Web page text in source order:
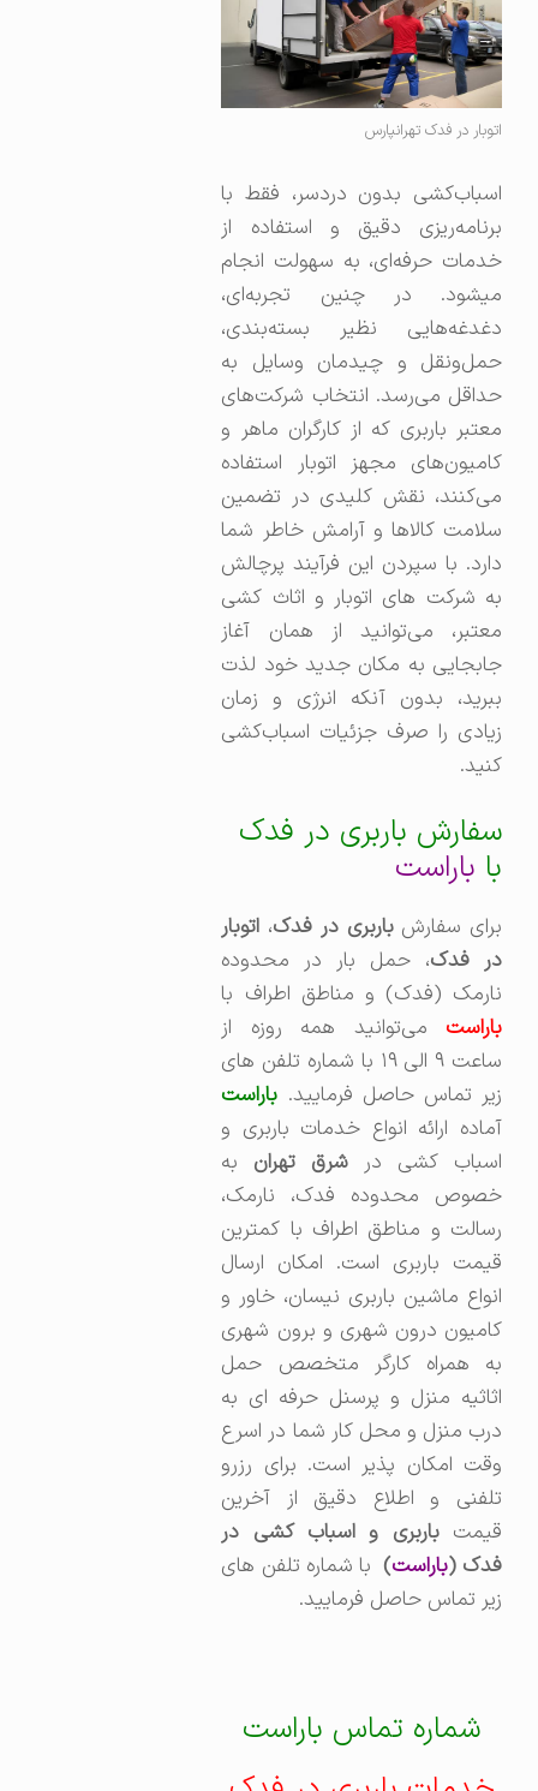
اتوبار در فدک تهرانپارس
اسباب‌کشی بدون دردسر، فقط با
برنامه‌ریزی دقیق و استفاده از
خدمات حرفه‌ای، به سهولت انجام
میشود. در چنین تجربه‌ای،
دغدغه‌هایی نظیر بسته‌بندی،
حمل‌ونقل و چیدمان وسایل به
حداقل می‌رسد. انتخاب شرکت‌های
معتبر باربری که از کارگران ماهر و
کامیون‌های مجهز اتوبار استفاده
می‌کنند، نقش کلیدی در تضمین
سلامت کالاها و آرامش خاطر شما
دارد. با سپردن این فرآیند پرچالش
به شرکت های اتوبار و اثاث کشی
معتبر، می‌توانید از همان آغاز
جابجایی به مکان جدید خود لذت
ببرید، بدون آنکه انرژی و زمان
زیادی را صرف جزئیات اسباب‌کشی
کنید.
سفارش باربری در فدک
باراست
برای سفارشباربری در فدک،‌اتوبار
در فدک، حمل بار در محدوده
نارمک (فدک) و مناطق اطراف با
باراستمی‌توانید همه روزه از
ساعت ۹ الی ۱۹ با شماره تلفن های
زیر تماس حاصل فرمایید.باراست
آماده ارائه انواع خدمات باربری و
اسباب کشی در شرق تهرانبه
خصوص محدوده فدک، نارمک،
رسالت و مناطق اطراف با کمترین
قیمت باربری است. امکان ارسال
انواع ماشین باربری نیسان، خاور و
کامیون درون شهری و برون شهری
به همراه کارگر متخصص حمل
اثاثیه منزل و پرسنل حرفه ای به
درب منزل و محل کار شما در اسرع
وقت امکان پذیر است. برای رزرو
تلفنی و اطلاع دقیق از آخرین
قیمتباربری و اسباب کشی در
فدک (باراست)با شماره تلفن های
زیر تماس حاصل فرمایید.
شماره تماس باراست